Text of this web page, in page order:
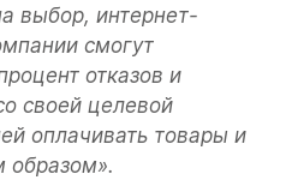
выбор, интернет-
смогут
отказов и
своей целевой
оплачивать товары и
образом».